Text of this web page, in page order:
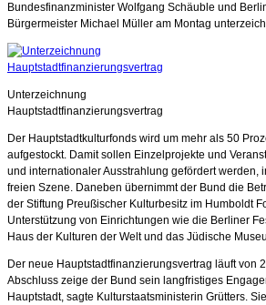
Bundesfinanzminister Wolfgang Schäuble und
Bürgermeister Michael Müller am Montag
Unterzeichnung
Hauptstadtfinanzierungsvertrag
Der Hauptstadtkulturfonds wird um mehr als 50
aufgestockt. Damit sollen Einzelprojekte und
und internationaler Ausstrahlung gefördert werden,
freien Szene. Daneben übernimmt der Bund die
der Stiftung Preußischer Kulturbesitz im Humboldt
Unterstützung von Einrichtungen wie die Berliner
Haus der Kulturen der Welt und das Jüdische
Der neue Hauptstadtfinanzierungsvertrag läuft von
Abschluss zeige der Bund sein langfristiges
Hauptstadt, sagte Kulturstaatsministerin Grütters.